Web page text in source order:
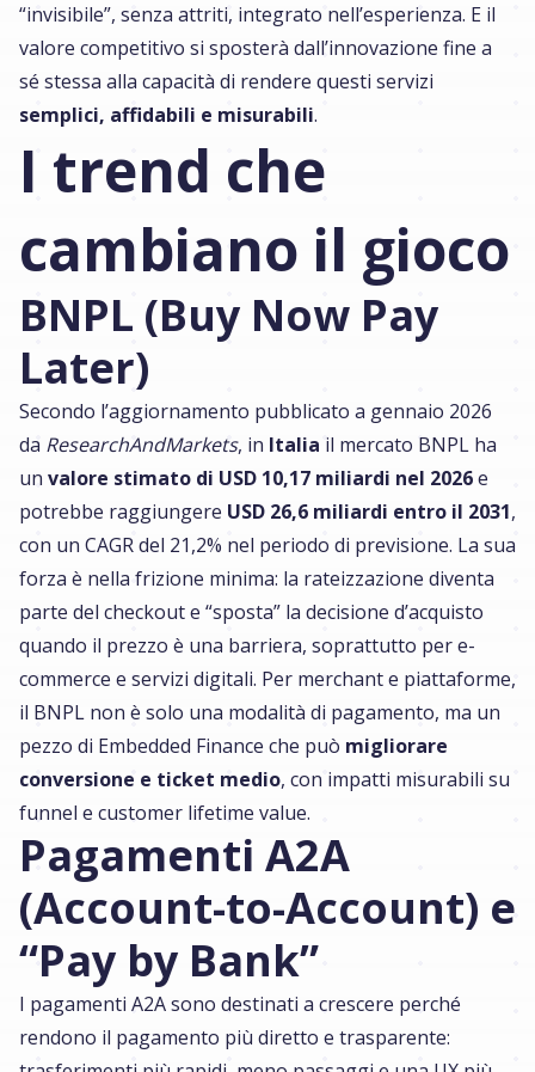
“invisibile”, senza attriti, integrato nell’esperienza. E il
valore competitivo si sposterà dall’innovazione fine a
sé stessa alla capacità di rendere questi servizi
semplici, affidabili e misurabili.
I trend che
cambiano il gioco
BNPL (Buy Now Pay
Later)
Secondo l’aggiornamento pubblicato a gennaio 2026
da ResearchAndMarkets, in Italia il mercato BNPL ha
un valore stimato di USD 10,17 miliardi nel 2026e
potrebbe raggiungere USD 26,6 miliardi entro il 2031,
con un CAGR del 21,2% nel periodo di previsione. La sua
forza è nella frizione minima: la rateizzazione diventa
parte del checkout e “sposta” la decisione d’acquisto
quando il prezzo è una barriera, soprattutto per e-
commerce e servizi digitali. Per merchant e piattaforme,
il BNPL non è solo una modalità di pagamento, ma un
pezzo di Embedded Finance che può migliorare
conversione e ticket medio, con impatti misurabili su
funnel e customer lifetime value.
Pagamenti A2A
(Account-to-Account) e
“Pay by Bank”
I pagamenti A2A sono destinati a crescere perché
rendono il pagamento più diretto e trasparente: